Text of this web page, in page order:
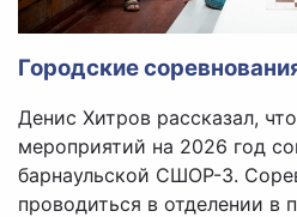
Городские
Денис Хитров рассказал,
мероприятий на 2026 год
барнаульской СШОР-3.
проводиться в отделении в